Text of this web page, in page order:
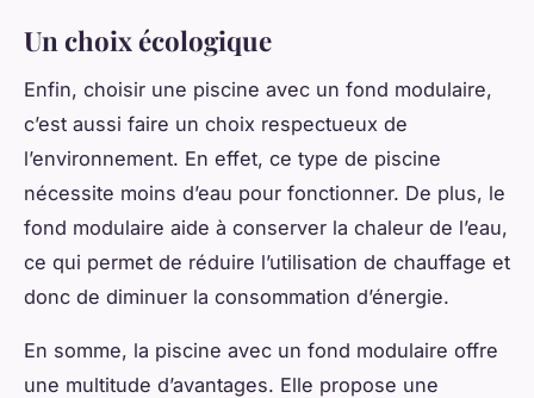
Un choix écologique
Enfin, choisir une piscine avec un fond modulaire,
c’est aussi faire un choix respectueux de
l’environnement. En effet, ce type de piscine
nécessite moins d’eau pour fonctionner. De plus, le
fond modulaire aide à conserver la chaleur de l’eau,
ce qui permet de réduire l’utilisation de chauffage et
donc de diminuer la consommation d’énergie.
En somme, la piscine avec un fond modulaire offre
une multitude d’avantages. Elle propose une